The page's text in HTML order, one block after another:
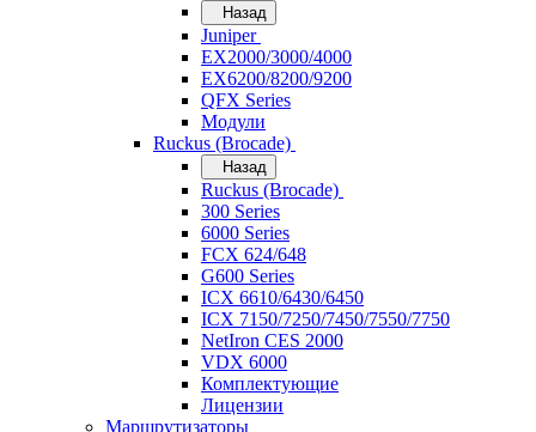
Назад
Juniper
EX2000/3000/4000
EX6200/8200/9200
QFX Series
Модули
Ruckus (Brocade)
Назад
Ruckus (Brocade)
300 Series
6000 Series
FCX 624/648
G600 Series
ICX 6610/6430/6450
ICX 7150/7250/7450/7550/7750
NetIron CES 2000
VDX 6000
Комплектующие
Лицензии
Маршрутизаторы